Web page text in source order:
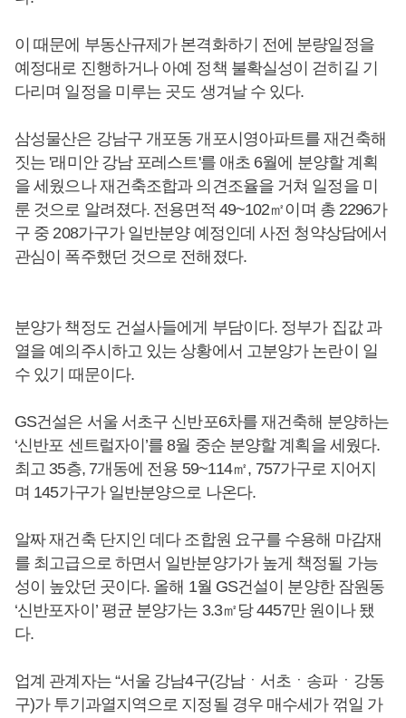
이 때문에 부동산규제가 본격화하기 전에 분량일정을
예정대로 진행하거나 아예 정책 불확실성이 걷히길 기
다리며 일정을 미루는 곳도 생겨날 수 있다.
삼성물산은 강남구 개포동 개포시영아파트를 재건축해
짓는 '래미안 강남 포레스트'를 애초 6월에 분양할 계획
을 세웠으나 재건축조합과 의견조율을 거쳐 일정을 미
룬 것으로 알려졌다. 전용면적 49~102㎡이며 총 2296가
구 중 208가구가 일반분양 예정인데 사전 청약상담에서
관심이 폭주했던 것으로 전해졌다.
분양가 책정도 건설사들에게 부담이다. 정부가 집값 과
열을 예의주시하고 있는 상황에서 고분양가 논란이 일
수 있기 때문이다.
GS건설은 서울 서초구 신반포6차를 재건축해 분양하는
‘신반포 센트럴자이’를 8월 중순 분양할 계획을 세웠다.
최고 35층, 7개동에 전용 59~114㎡, 757가구로 지어지
며 145가구가 일반분양으로 나온다.
알짜 재건축 단지인 데다 조합원 요구를 수용해 마감재
를 최고급으로 하면서 일반분양가가 높게 책정될 가능
성이 높았던 곳이다. 올해 1월 GS건설이 분양한 잠원동
‘신반포자이’ 평균 분양가는 3.3㎡당 4457만 원이나 됐
다.
업계 관계자는 “서울 강남4구(강남ㆍ서초ㆍ송파ㆍ강동
구)가 투기과열지역으로 지정될 경우 매수세가 꺾일 가